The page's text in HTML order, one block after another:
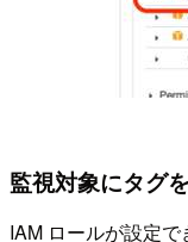
監視対象にタグ
IAM ロールが設定